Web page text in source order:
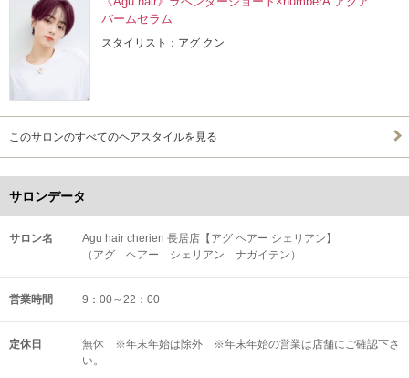
バームセラム
スタイリスト：アグ クン
このサロンのすべてのヘアスタイルを見る
サロンデータ
サロン名
Agu hair cherien 長居店【アグ ヘアー シェリアン】
（アグ ヘアー シェリアン ナガイテン）
営業時間 9：00～22：00
定休日
無休 ※年末年始は除外 ※年末年始の営業は店舗にご確認下さ
い。